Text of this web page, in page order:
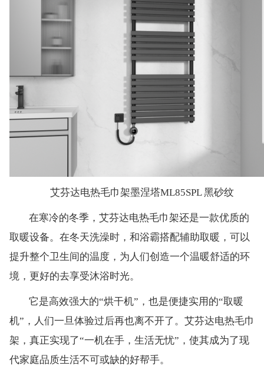
艾芬达电热毛巾架墨涅塔ML85SPL 黑砂纹
在寒冷的冬季，艾芬达电热毛巾架还是一款优质的
取暖设备。在冬天洗澡时，和浴霸搭配辅助取暖，可以
提升整个卫生间的温度，为人们创造一个温暖舒适的环
境，更好的去享受沐浴时光。
它是高效强大的“烘干机”，也是便捷实用的“取暖
机”，人们一旦体验过后再也离不开了。艾芬达电热毛巾
架，真正实现了“一机在手，生活无忧”，使其成为了现
代家庭品质生活不可或缺的好帮手。